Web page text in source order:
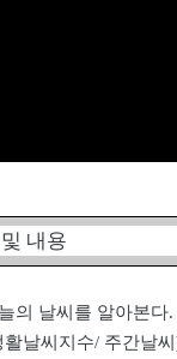
내용
의 날씨를 알아본다.
활날씨지수/ 주간날씨